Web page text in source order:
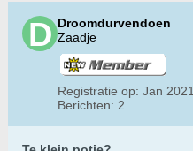
Droomdurvendoen
Zaadje
Registratie op: Jan 2021
Berichten: 2